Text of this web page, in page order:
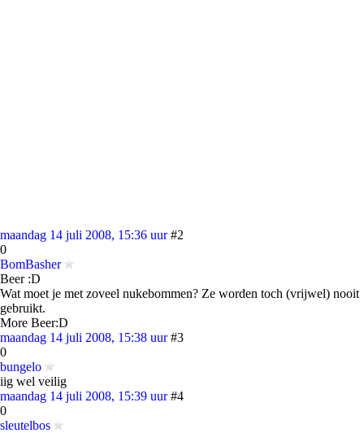
maandag 14 juli 2008, 15:36 uur #2
0
BomBasher
Beer :D
Wat moet je met zoveel nukebommen? Ze worden toch (vrijwel) nooit
gebruikt.
More Beer:D
maandag 14 juli 2008, 15:38 uur #3
0
bungelo
iig wel veilig
maandag 14 juli 2008, 15:39 uur #4
0
sleutelbos